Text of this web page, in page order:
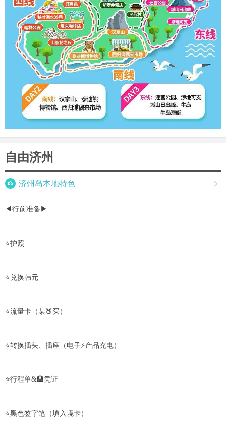
自由济州
 济州岛本地特色 
◀行前准备▶
⭐️护照
⭐️兑换韩元
⭐️流量卡（某🍑买）
⭐️转换插头、插座（电子⚡️产品充电）
⭐️行程单&🏨凭证
⭐️黑色签字笔（填入境卡）